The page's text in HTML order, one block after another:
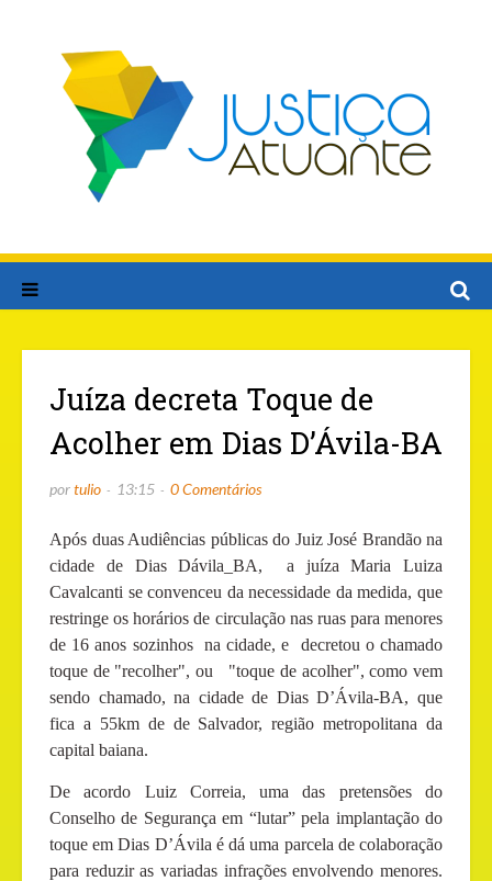
Juíza decreta Toque de
Acolher em Dias D’Ávila-BA
portulio 13:15 0 Comentários
Após duas Audiências públicas do Juiz José Brandão na
cidade de Dias Dávila_BA, a juíza Maria Luiza
Cavalcanti se convenceu da necessidade da medida, que
restringe os horários de circulação nas ruas para menores
de 16 anos sozinhos na cidade, e decretou o chamado
toque de "recolher", ou "toque de acolher", como vem
sendo chamado, na cidade de Dias D’Ávila-BA, que
fica a 55km de de Salvador, região metropolitana da
capital baiana.
De acordo Luiz Correia, uma das pretensões do
Conselho de Segurança em “lutar” pela implantação do
toque em Dias D’Ávila é dá uma parcela de colaboração
para reduzir as variadas infrações envolvendo menores.